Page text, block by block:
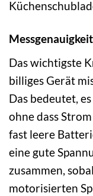
Das wichtigste
billiges Gerät
Das bedeutet,
ohne dass
fast leere
eine gute
zusammen,
motorisierten